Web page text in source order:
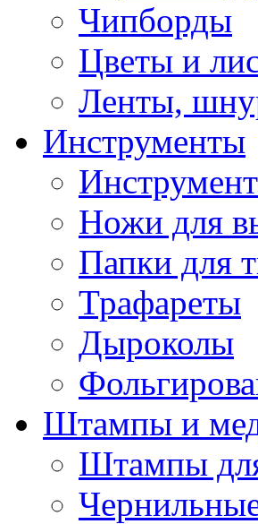
Чипборды
Цветы и
Ленты,
Инструменты
Ножи для
Папки для
Трафареты
Дыроколы
Штампы и
Штампы